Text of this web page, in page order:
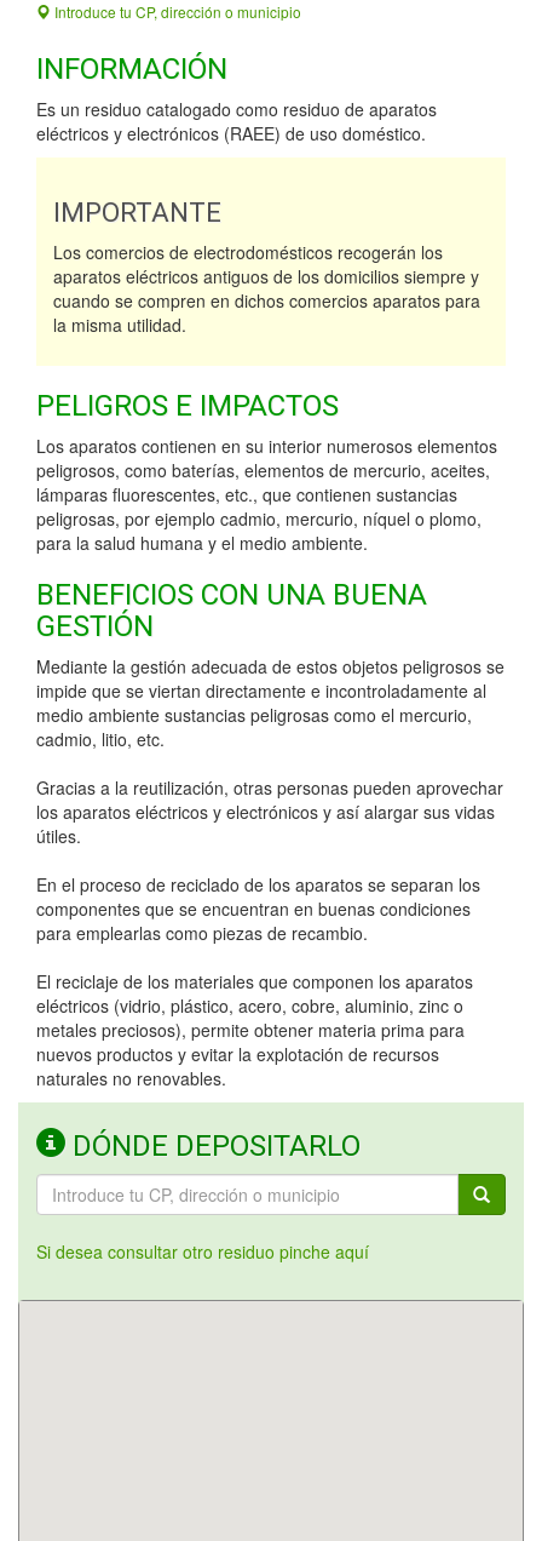
Introduce tu CP, dirección o municipio
INFORMACIÓN
Es un residuo catalogado como residuo de aparatos
eléctricos y electrónicos (RAEE) de uso doméstico.
IMPORTANTE
Los comercios de electrodomésticos recogerán los
aparatos eléctricos antiguos de los domicilios siempre y
cuando se compren en dichos comercios aparatos para
la misma utilidad.
PELIGROS E IMPACTOS
Los aparatos contienen en su interior numerosos elementos
peligrosos, como baterías, elementos de mercurio, aceites,
lámparas fluorescentes, etc., que contienen sustancias
peligrosas, por ejemplo cadmio, mercurio, níquel o plomo,
para la salud humana y el medio ambiente.
BENEFICIOS CON UNA BUENA
GESTIÓN
Mediante la gestión adecuada de estos objetos peligrosos se
impide que se viertan directamente e incontroladamente al
medio ambiente sustancias peligrosas como el mercurio,
cadmio, litio, etc.
Gracias a la reutilización, otras personas pueden aprovechar
los aparatos eléctricos y electrónicos y así alargar sus vidas
útiles.
En el proceso de reciclado de los aparatos se separan los
componentes que se encuentran en buenas condiciones
para emplearlas como piezas de recambio.
El reciclaje de los materiales que componen los aparatos
eléctricos (vidrio, plástico, acero, cobre, aluminio, zinc o
metales preciosos), permite obtener materia prima para
nuevos productos y evitar la explotación de recursos
naturales no renovables.
DÓNDE DEPOSITARLO
Si desea consultar otro residuo pinche aquí